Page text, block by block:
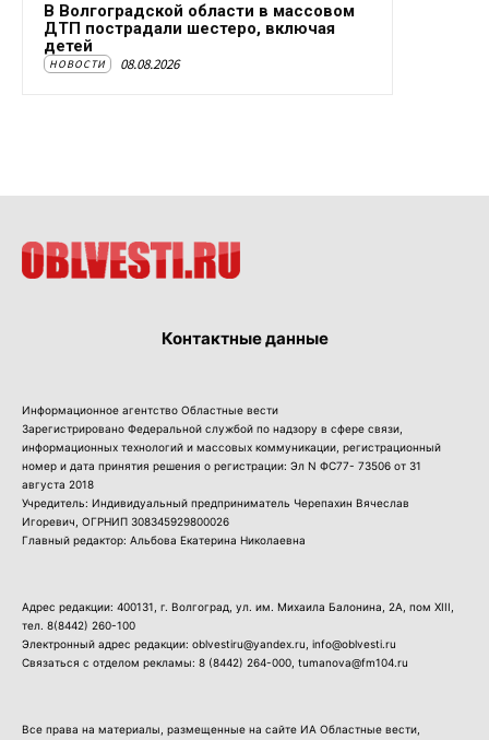
В Волгоградской области в массовом
ДТП пострадали шестеро, включая
детей
НОВОСТИ 08.08.2026
Контактные данные
Информационное агентство Областные вести
Зарегистрировано Федеральной службой по надзору в сфере связи,
информационных технологий и массовых коммуникации, регистрационный
номер и дата принятия решения о регистрации: Эл N ФС77- 73506 от 31
августа 2018
Учредитель: Индивидуальный предприниматель Черепахин Вячеслав
Игоревич, ОГРНИП 308345929800026
Главный редактор: Альбова Екатерина Николаевна
Адрес редакции: 400131, г. Волгоград, ул. им. Михаила Балонина, 2А, пом XIII,
тел. 8(8442) 260-100
Электронный адрес редакции: oblvestiru@yandex.ru, info@oblvesti.ru
Связаться с отделом рекламы: 8 (8442) 264-000 , tumanova@fm104.ru
Все права на материалы, размещенные на сайте ИА Областные вести,